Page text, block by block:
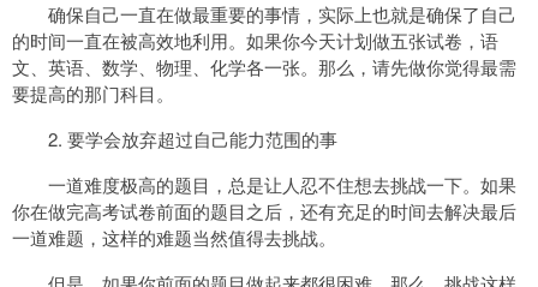
确保自己一直在做最重要的事情，实际上也就是确保了自己
的时间一直在被高效地利用。如果你今天计划做五张试卷，语
文、英语、数学、物理、化学各一张。那么，请先做你觉得最需
要提高的那门科目。
2. 要学会放弃超过自己能力范围的事
一道难度极高的题目，总是让人忍不住想去挑战一下。如果
你在做完高考试卷前面的题目之后，还有充足的时间去解决最后
一道难题，这样的难题当然值得去挑战。